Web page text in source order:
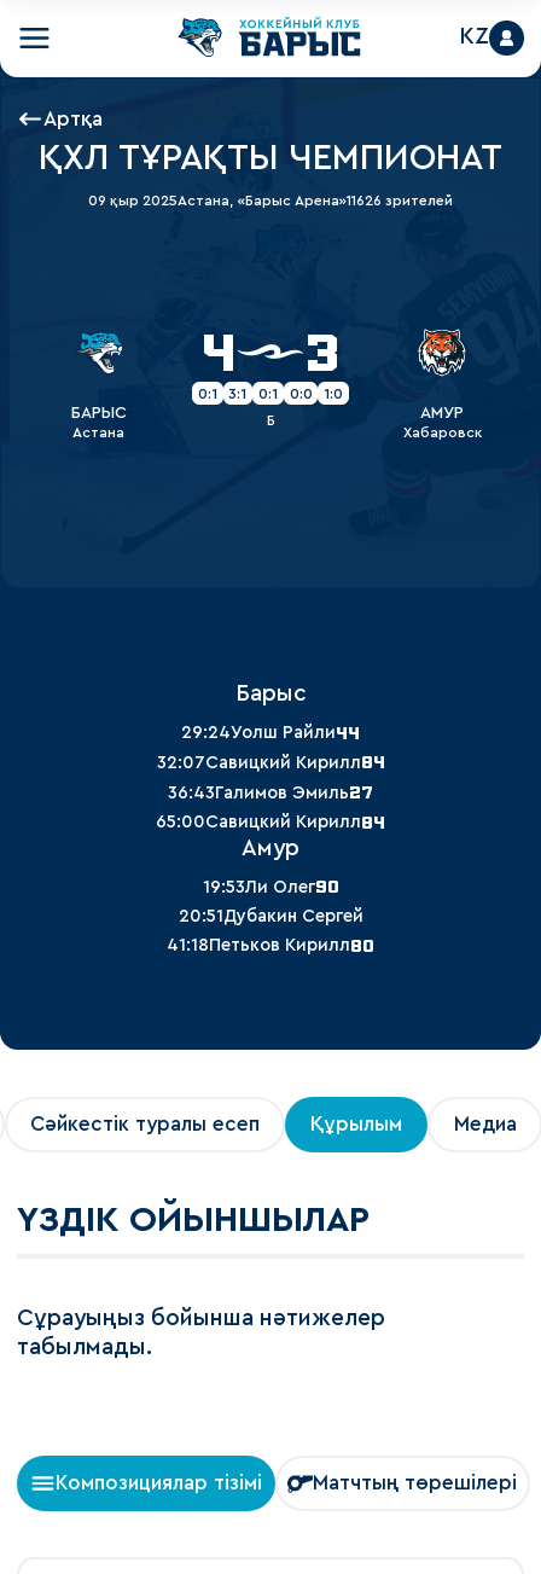
KZ
Артқа
ҚХЛ ТҰРАҚТЫ ЧЕМПИОНАТ
09 қыр 2025Астана, «Барыс Арена»11626 зрителей
БАРЫС
Астана
4 3
0:1 3:1 0:1 0:0
1:0
Б
АМУР
Хабаровск
Барыс
29:24Уолш Райли44
32:07Савицкий Кирилл84
36:43Галимов Эмиль27
65:00Савицкий Кирилл84
Амур
19:53Ли Олег90
20:51 Дубакин Сергей
41:18 Петьков Кирилл80
Сәйкестік туралы есеп Құрылым Медиа
ҮЗДІК ОЙЫНШЫЛАР
Сұрауыңыз бойынша нәтижелер
табылмады.
Композициялар тізімі Матчтың төрешілері